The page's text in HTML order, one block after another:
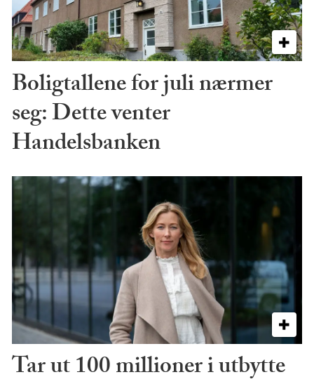
Boligtallene for juli nærmer
seg: Dette venter
Handelsbanken
Tar ut 100 millioner i utbytte